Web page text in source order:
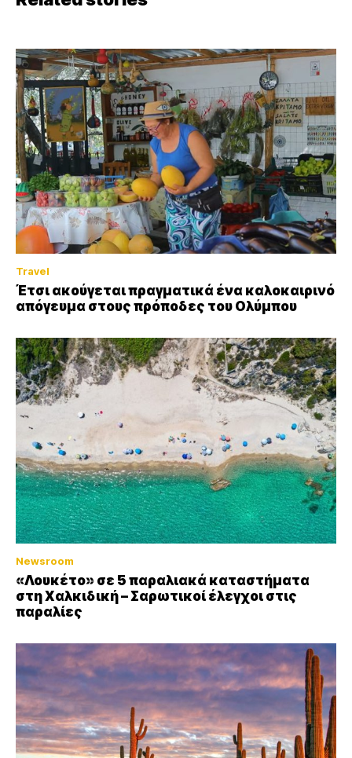
Travel
Έτσι ακούγεται πραγματικά ένα καλοκαιρινό
απόγευμα στους πρόποδες του Ολύμπου
Newsroom
«Λουκέτο» σε 5 παραλιακά καταστήματα
στη Χαλκιδική – Σαρωτικοί έλεγχοι στις
παραλίες